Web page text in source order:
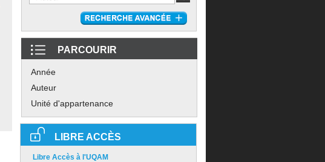
PARCOURIR
Année
Auteur
Unité d'appartenance
LIBRE ACCÈS
Libre Accès à l'UQAM